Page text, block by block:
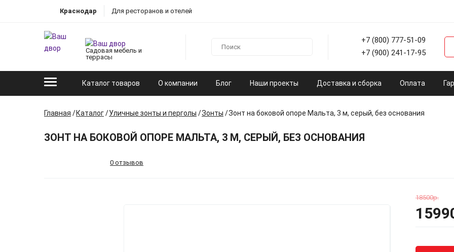
Краснодар Для ресторанов и отелей
Садовая мебель и
террасы
+7 (800) 777-51-09
+7 (900) 241-17-95
Каталог товаров О компании Блог Наши проекты Доставка и сборка Оплата
Главная Каталог Уличные зонты и перголы Зонты Зонт на боковой опоре Мальта, 3 м, серый, без основания
ЗОНТ НА БОКОВОЙ ОПОРЕ МАЛЬТА, 3 М, СЕРЫЙ, БЕЗ ОСНОВАНИЯ
0 отзывов
18500р.